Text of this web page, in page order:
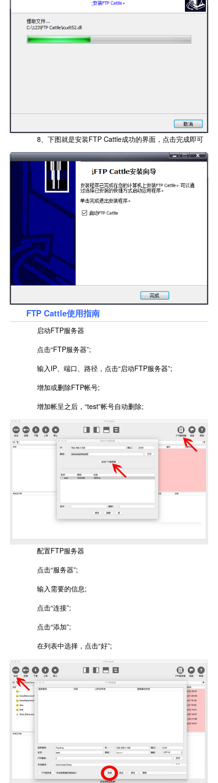
8、下图就是安装FTP Cattle成功的界面，点击完成即可
FTP Cattle使用指南
启动FTP服务器
点击“FTP服务器”;
输入IP、端口、路径，点击“启动FTP服务器”;
增加或删除FTP帐号;
增加帐呈之后，“test”帐号自动删除;
配置FTP服务器
点击“服务器”;
输入需要的信息;
点击“连接”;
点击“添加”;
在列表中选择，点击“好”;